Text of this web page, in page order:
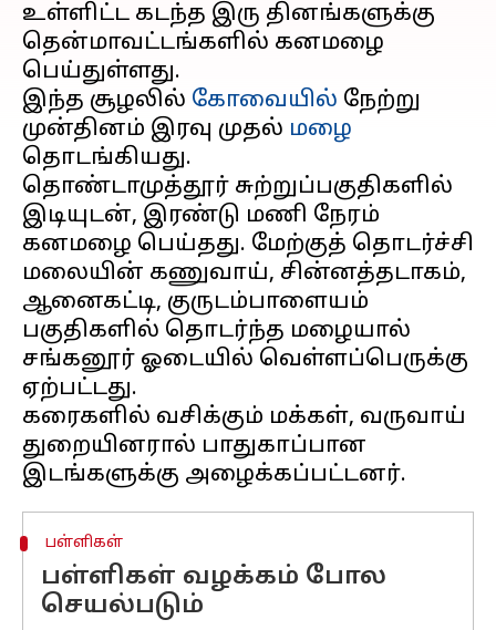
உள்ளிட்ட கடந்த இரு தினங்களுக்கு
தென்மாவட்டங்களில் கனமழை
பெய்துள்ளது.
இந்த சூழலில் கோவையில் நேற்று
முன்தினம் இரவு முதல் மழை
தொடங்கியது.
தொண்டாமுத்தூர் சுற்றுப்பகுதிகளில்
இடியுடன், இரண்டு மணி நேரம்
கனமழை பெய்தது. மேற்குத் தொடர்ச்சி
மலையின் கணுவாய், சின்னத்தடாகம்,
ஆனைகட்டி, குருடம்பாளையம்
பகுதிகளில் தொடர்ந்த மழையால்
சங்கனூர் ஓடையில் வெள்ளப்பெருக்கு
ஏற்பட்டது.
கரைகளில் வசிக்கும் மக்கள், வருவாய்
துறையினரால் பாதுகாப்பான
பள்ளிகள்
பள்ளிகள் வழக்கம் போல
செயல்படும்